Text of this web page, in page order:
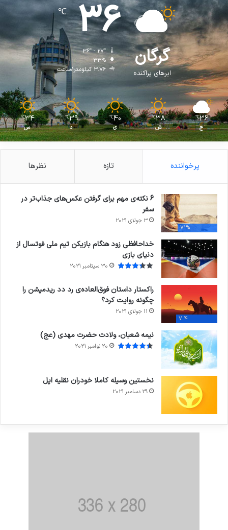
گرگان
ابرهای پراکنده
36
℃
36º - 27º
33%
3.76 کیلومتر/ساعت
36
℃
ج
38
℃
ش
40
℃
ی
39
℃
د
34
℃
س
پرخواننده تازه نظرها
71%
6 نکته‌ی مهم برای گرفتن عکس‌های جذاب‌تر در
سفر
3 جولای 2021
خداحافظی زود هنگام بازیکن تیم ملی فوتسال از
دنیای بازی
30 سپتامبر 2021
7.4
راکستار داستان فوق‌العاده‌ی رد دد ریدمپشن را
چگونه روایت کرد؟
11 جولای 2021
نیمه شعبان، ولادت حضرت مهدی (عج)
20 نوامبر 2021
نخستین وسیله کاملا خودران نقلیه اپل
29 دسامبر 2021